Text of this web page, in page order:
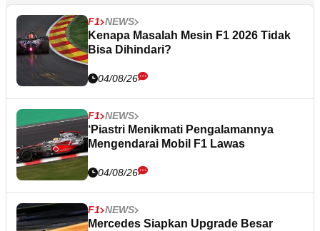
F1 NEWS
Kenapa Masalah Mesin F1 2026 Tidak
Bisa Dihindari?
04/08/26
F1 NEWS
‘Piastri Menikmati Pengalamannya
Mengendarai Mobil F1 Lawas
04/08/26
F1 NEWS
Mercedes Siapkan Upgrade Besar